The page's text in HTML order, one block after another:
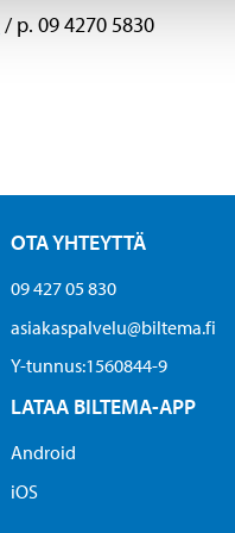
/ p. 09 4270 5830
OTA YHTEYTTÄ
09 427 05 830
asiakaspalvelu@biltema.fi
Y-tunnus:1560844-9
LATAA BILTEMA-APP
Android
iOS